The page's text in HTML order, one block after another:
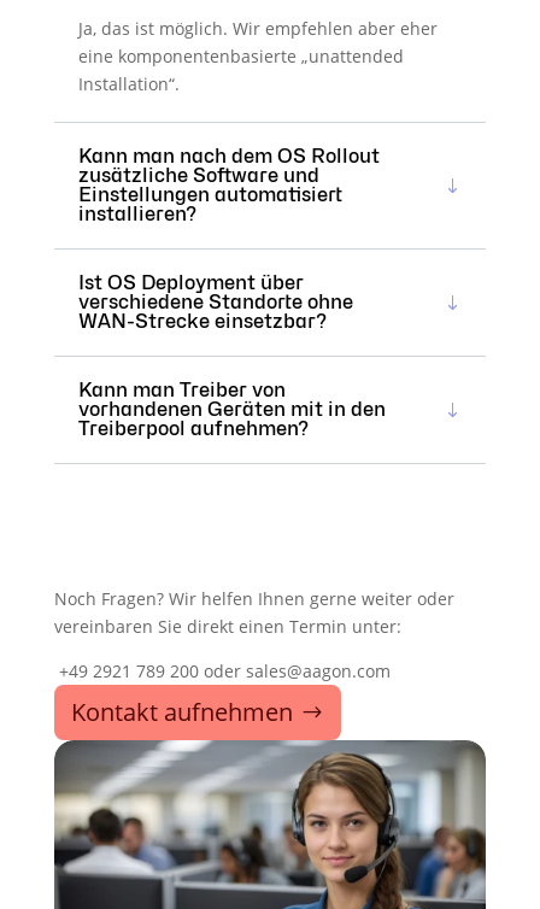
Ja, das ist möglich. Wir empfehlen aber eher
eine komponentenbasierte „unattended
Installation“.
Kann man nach dem OS Rollout
zusätzliche Software und
Einstellungen automatisiert
installieren?
Ist OS Deployment über
verschiedene Standorte ohne
WAN-Strecke einsetzbar?
Kann man Treiber von
vorhandenen Geräten mit in den
Treiberpool aufnehmen?
Noch Fragen? Wir helfen Ihnen gerne weiter oder
vereinbaren Sie direkt einen Termin unter:
+49 2921 789 200 oder sales@aagon.com
Kontakt aufnehmen